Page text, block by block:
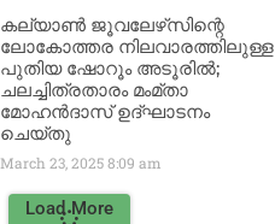
കല്യാൺ ജൂവലേഴ്‌സിന്റെ
ലോകോത്തര നിലവാരത്തിലുള്ള
പുതിയ ഷോറൂം അടൂരിൽ;
ചലച്ചിത്രതാരം മംമ്താ
മോഹൻദാസ് ഉദ്ഘാടനം
ചെയ്‌തു
March 23, 20258:09 am
Load More